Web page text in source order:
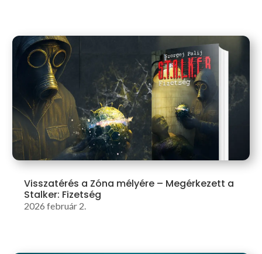
Visszatérés a Zóna mélyére – Megérkezett a
Stalker: Fizetség
2026 február 2.